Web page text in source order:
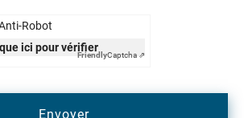
Robot
ici pour vérifier
FriendlyCaptcha ⇗